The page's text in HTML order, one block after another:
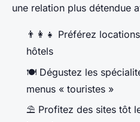
une relation plus détendue
👨‍👩‍👧 Préférez
hôtels
🍽️ Dégustez les
menus « touristes »
⛱️ Profitez des sites tôt